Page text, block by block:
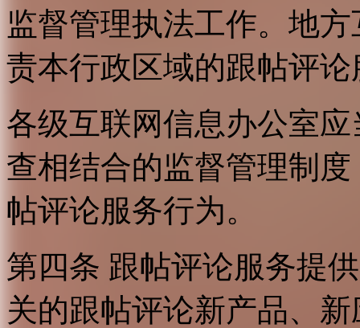
监督管理执法工作。地
责本行政区域的跟帖评
各级互联网信息办公室
查相结合的监督管理制
帖评论服务行为。
第四条 跟帖评论服务提
关的跟帖评论新产品、